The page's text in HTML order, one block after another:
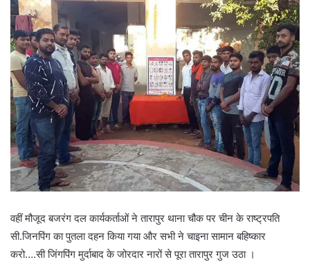
वहीं मौजूद बजरंग दल कार्यकर्ताओं ने तारापुर थाना चौक पर चीन के राष्ट्रपति
सी.जिनपिंग का पुतला दहन किया गया और सभी ने चाइना सामान बहिष्कार
करो….सी जिंगपिंग मुर्दाबाद के जोरदार नारों से पूरा तारापुर गुज उठा ।